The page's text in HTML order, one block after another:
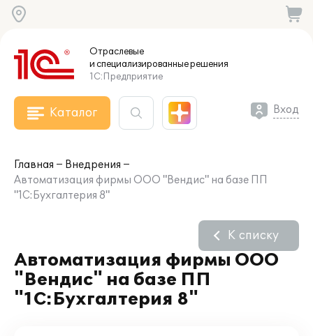
Отраслевые
и специализированныерешения
1С:Предприятие
Каталог Вход
Главная
Внедрения
Автоматизация фирмы ООО "Вендис" на базе ПП
"1С:Бухгалтерия 8"
Автоматизация фирмы ООО
"Вендис" на базе ПП
"1С:Бухгалтерия 8"
К списку